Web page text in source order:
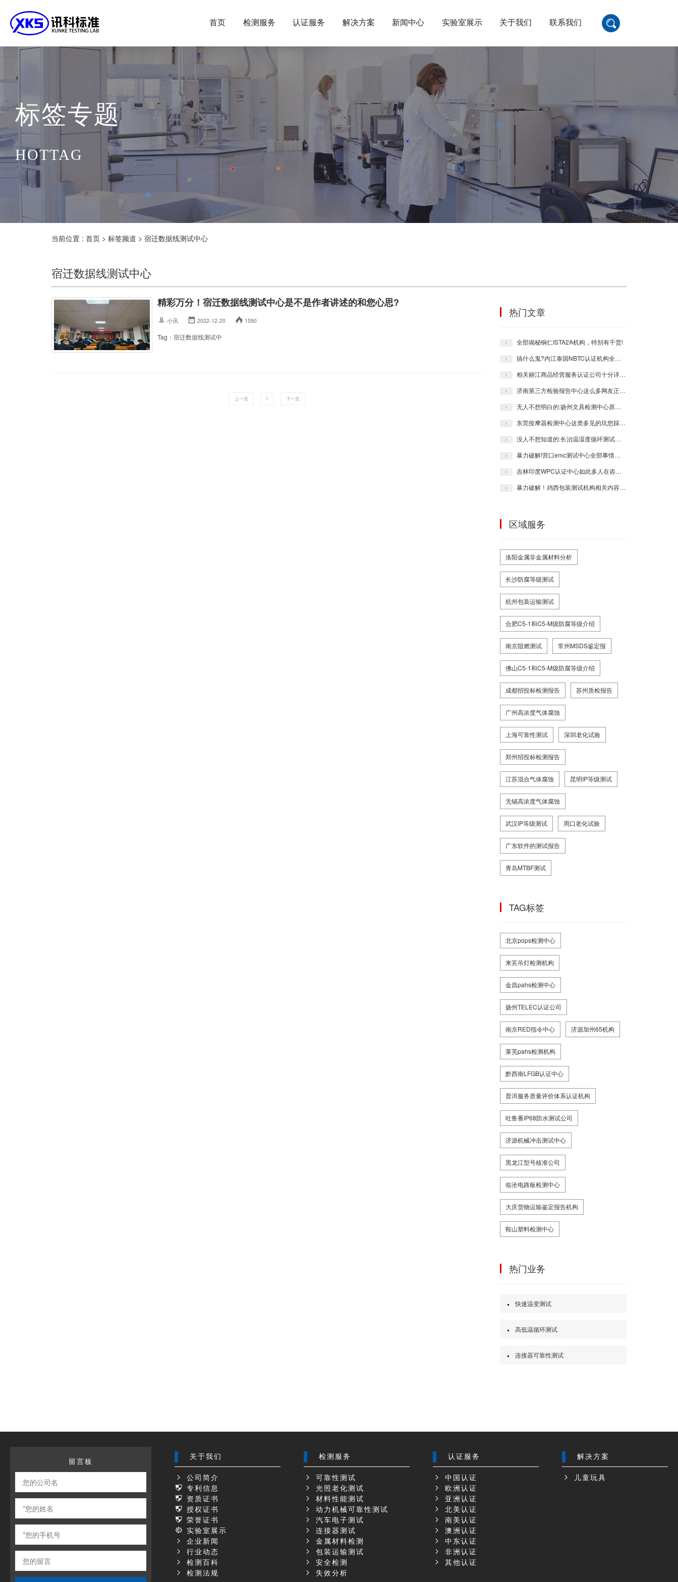
首页 检测服务 认证服务 解决方案 新闻中心 实验室展示 关于我们 联系我们
标签专题
HOTTAG
当前位置 : 首页 > 标签频道 > 宿迁数据线测试中心
宿迁数据线测试中心
精彩万分！宿迁数据线测试中心是不是作者讲述的和您心思?
小讯 2022-12-20 1590
Tag：宿迁数据线测试中
上一页 1 下一页
热门文章
全部揭秘铜仁ISTA2A机构，特别有干货!
搞什么鬼?内江泰国NBTC认证机构全部都不都是你们联想的那样!
相关丽江商品经营服务认证公司十分详细的信息均在本站了呐！
济南第三方检验报告中心这么多网友正在咨询，大伙果真不会来观察一下!
无人不想明白的:扬州文具检测中心原来会有如此多考究!
东莞按摩器检测中心这类多见的坑您踩了呢吗？
没人不想知道的:长治温湿度循环测试机构原来会有这般详细猜测！
暴力破解!营口emc测试中心全部事情一一领您知晓！
吉林印度WPC认证中心如此多人在咨询，各位确定不会来浏览一会!
暴力破解！鸡西包装测试机构相关内容一一为您知晓！
区域服务
洛阳金属非金属材料分析
长沙防腐等级测试
杭州包装运输测试
合肥C5-1和C5-M级防腐等级介绍
南京阻燃测试 常州MSDS鉴定报
佛山C5-1和C5-M级防腐等级介绍
成都招投标检测报告 苏州质检报告
广州高浓度气体腐蚀
上海可靠性测试 深圳老化试验
郑州招投标检测报告
江苏混合气体腐蚀 昆明IP等级测试
无锡高浓度气体腐蚀
武汉IP等级测试 周口老化试验
广东软件的测试报告
青岛MTBF测试
TAG标签
北京pops检测中心
来宾吊灯检测机构
金昌pahs检测中心
扬州TELEC认证公司
南京RED指令中心 济源加州65机构
莱芜pahs检测机构
黔西南LFGB认证中心
普洱服务质量评价体系认证机构
吐鲁番IP68防水测试公司
济源机械冲击测试中心
黑龙江型号核准公司
临沧电路板检测中心
大庆货物运输鉴定报告机构
鞍山塑料检测中心
热门业务
快速温变测试
高低温循环测试
连接器可靠性测试
留言板
关于我们
公司简介
专利信息
资质证书
授权证书
荣誉证书
实验室展示
企业新闻
行业动态
检测百科
检测法规
检测服务
可靠性测试
光照老化测试
材料性能测试
动力机械可靠性测试
汽车电子测试
连接器测试
金属材料检测
包装运输测试
安全检测
失效分析
认证服务
中国认证
欧洲认证
亚洲认证
北美认证
南美认证
澳洲认证
中东认证
非洲认证
其他认证
解决方案
儿童玩具